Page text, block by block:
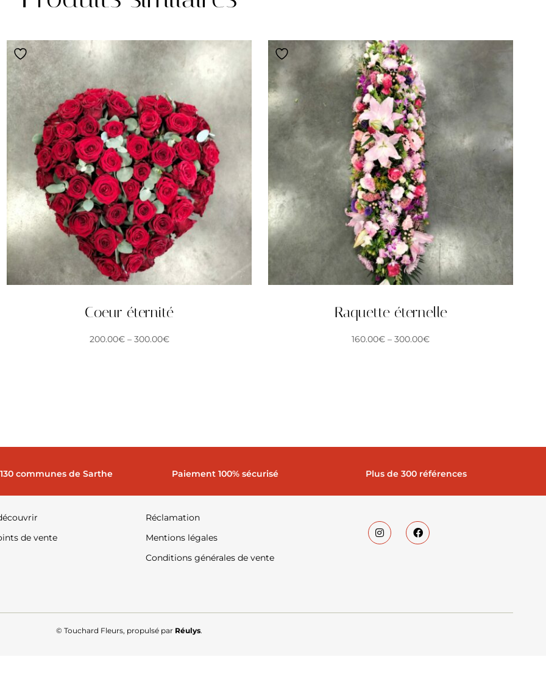
Coeur éternité
200.00€– 300.00€
Raquette éternelle
160.00€ – 300.00€
communes de Sarthe Paiement 100% sécurisé Plus de 300 références
de vente
Réclamation
Mentions légales
Conditions générales de vente
© Touchard Fleurs, propulsé par Réulys.